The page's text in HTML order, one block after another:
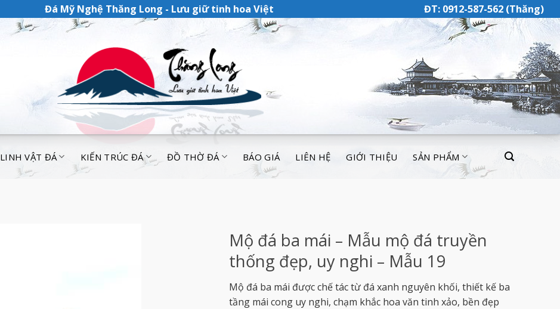
Đá Mỹ Nghệ Thăng Long - Lưu giữ tinh hoa Việt ĐT: 0912-587-562 (Thăng)
LINH VẬT ĐÁ KIẾN TRÚC ĐÁ ĐỒ THỜ ĐÁ BÁO GIÁ LIÊN HỆ GIỚI THIỆU SẢN PHẨM
Mộ đá ba mái – Mẫu mộ đá truyền
thống đẹp, uy nghi – Mẫu 19
Mộ đá ba mái được chế tác từ đá xanh nguyên khối, thiết kế ba
tầng mái cong uy nghi, chạm khắc hoa văn tinh xảo, bền đẹp